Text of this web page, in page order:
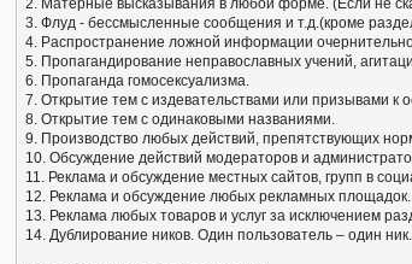
2. Матерные высказывания в любой форме. (Если не
3. Флуд - бессмысленные сообщения и т.д.(кроме
4. Распространение ложной информации
5. Пропагандирование неправославных учений,
6. Пропаганда гомосексуализма.
7. Открытие тем с издевательствами или призывами к
8. Открытие тем с одинаковыми названиями.
9. Производство любых действий, препятствующих
10. Обсуждение действий модераторов и
11. Реклама и обсуждение местных сайтов, групп в
12. Реклама и обсуждение любых рекламных площадок.
13. Реклама любых товаров и услуг за исключением
14. Дублирование ников. Один пользователь – один ник.